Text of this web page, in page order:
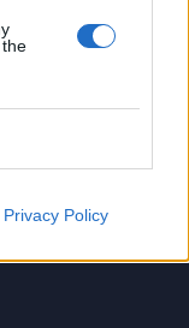
Privacy Policy